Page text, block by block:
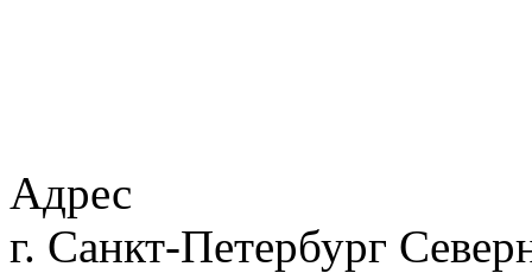
Адрес
г. Санкт-Петербург